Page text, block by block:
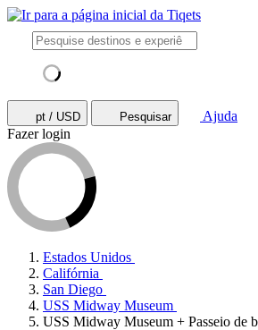
pt / USD Pesquisar
Ajuda
Fazer login
Estados Unidos
Califórnia
San Diego
USS Midway Museum
USS Midway Museum + Passeio de